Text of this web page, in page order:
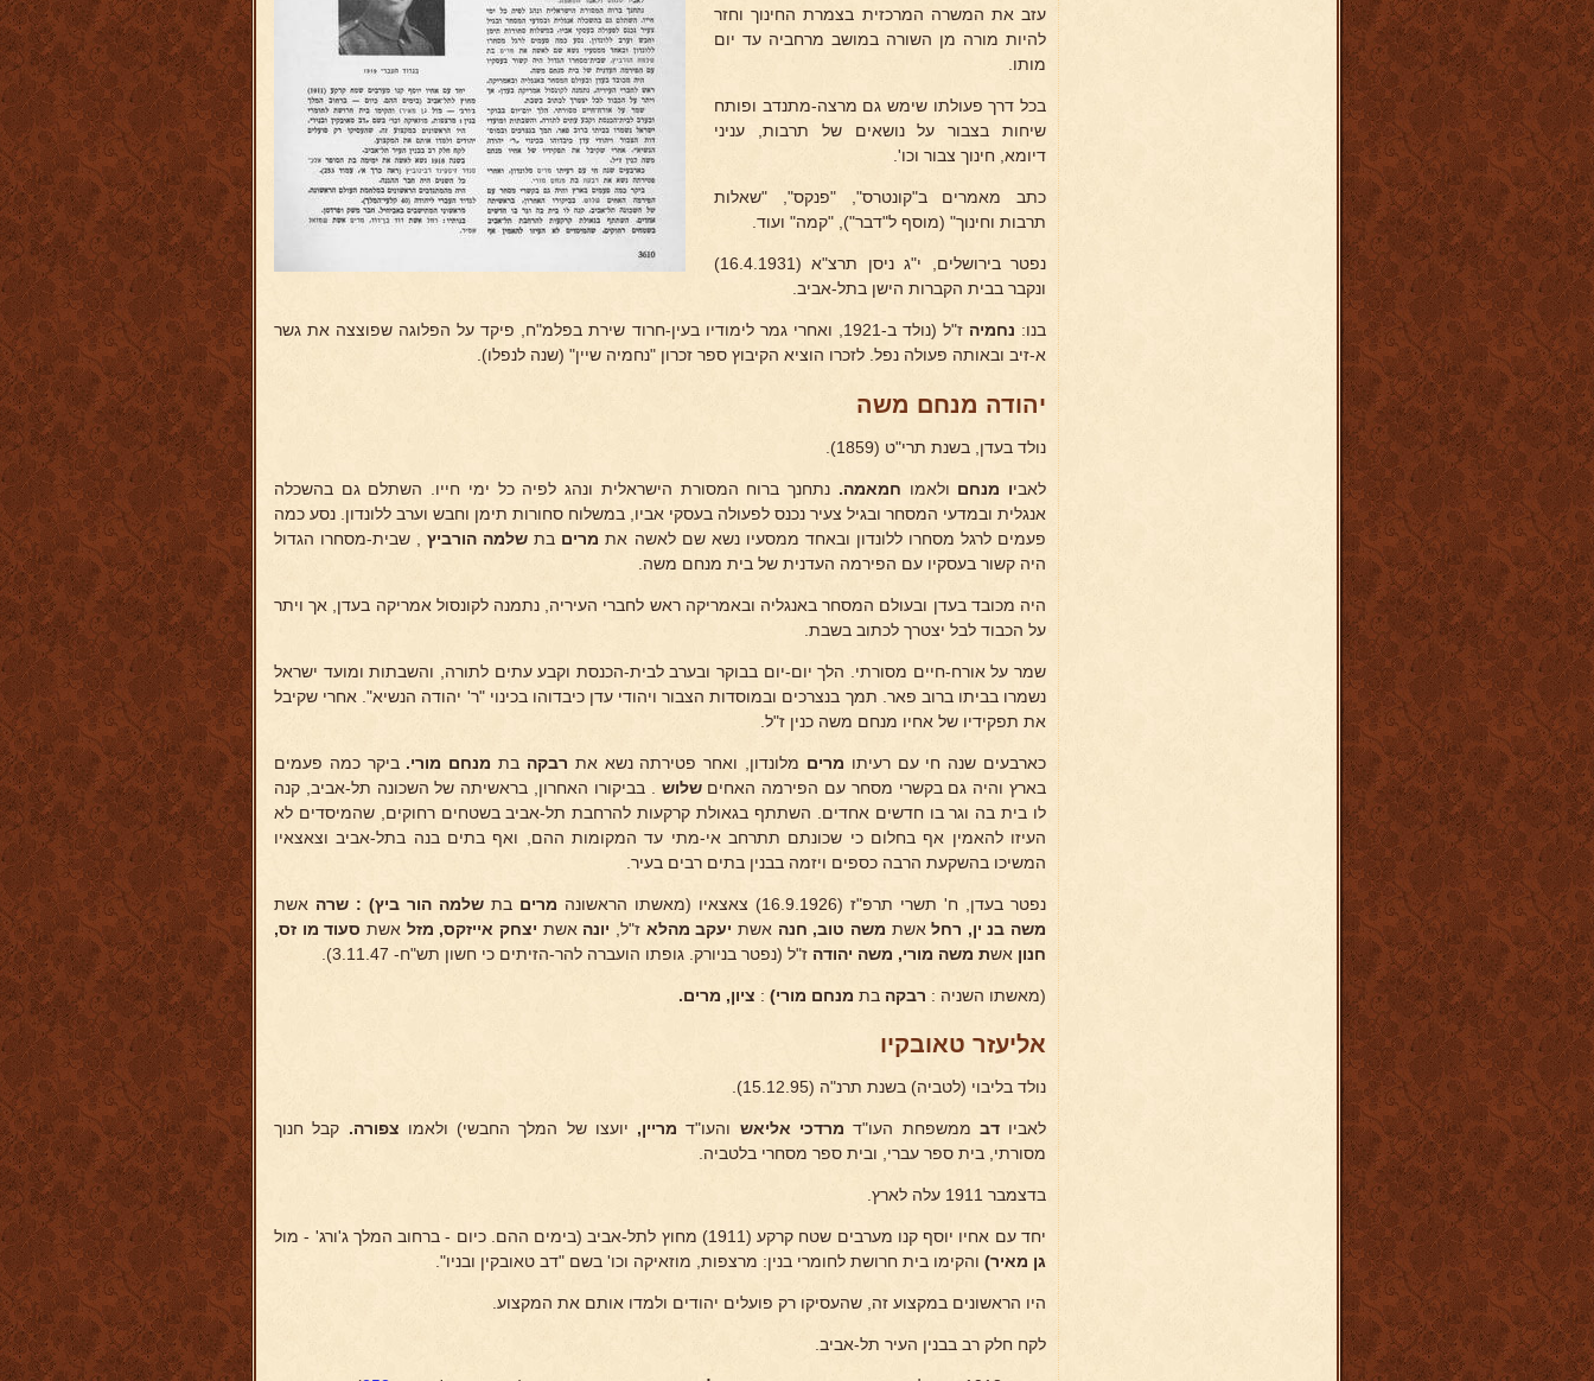
עזב את המשרה המרכזית בצמרת החינוך וחזר
להיות מורה מן השורה במושב מרחביה עד יום
מותו.
בכל דרך פעולתו שימש גם מרצה-מתנדב ופותח
שיחות בצבור על נושאים של תרבות, עניני
דיומא, חינוך צבור וכו'.
כתב מאמרים ב"קונטרס", "פנקס", "שאלות
תרבות וחינוך" (מוסף ל"דבר"), "קמה" ועוד.
נפטר בירושלים, י"ג ניסן תרצ"א (16.4.1931)
ונקבר בבית הקברות הישן בתל-אביב.
בנו: נחמיה
ז"ל (נולד ב-1921, ואחרי גמר לימודיו בעין-חרוד שירת בפלמ"ח, פיקד על הפלוגה שפוצצה את גשר
א-זיב ובאותה פעולה נפל. לזכרו הוציא הקיבוץ ספר זכרון "נחמיה שיין" (שנה לנפלו).
יהודה מנחם משה
נולד בעדן, בשנת תרי"ט (1859).
לאביו מנחם ולאמו חמאמה. נתחנך ברוח המסורת הישראלית ונהג לפיה כל ימי חייו. השתלם גם בהשכלה
אנגלית ובמדעי המסחר ובגיל צעיר נכנס לפעולה בעסקי אביו, במשלוח סחורות תימן וחבש וערב ללונדון. נסע כמה
פעמים לרגל מסחרו ללונדון ובאחד ממסעיו נשא שם לאשה אתמרים בת שלמה הורביץ, שבית-מסחרו הגדול
היה קשור בעסקיו עם הפירמה העדנית של בית מנחם משה.
היה מכובד בעדן ובעולם המסחר באנגליה ובאמריקה ראש לחברי העיריה, נתמנה לקונסול אמריקה בעדן, אך ויתר
על הכבוד לבל יצטרך לכתוב בשבת.
שמר על אורח-חיים מסורתי. הלך יום-יום בבוקר ובערב לבית-הכנסת וקבע עתים לתורה, והשבתות ומועד ישראל
נשמרו בביתו ברוב פאר. תמך בנצרכים ובמוסדות הצבור ויהודי עדן כיבדוהו בכינוי "ר' יהודה הנשיא". אחרי שקיבל
את תפקידיו של אחיו מנחם משה כנין ז"ל.
כארבעים שנה חי עם רעיתו מרים מלונדון, ואחר פטירתה נשא את רבקה בת מנחם מורי. ביקר כמה פעמים
בארץ והיה גם בקשרי מסחר עם הפירמה האחיםשלוש . בביקורו האחרון, בראשיתה של השכונה תל-אביב, קנה
לו בית בה וגר בו חדשים אחדים. השתתף בגאולת קרקעות להרחבת תל-אביב בשטחים רחוקים, שהמיסדים לא
העיזו להאמין אף בחלום כי שכונתם תתרחב אי-מתי עד המקומות ההם, ואף בתים בנה בתל-אביב וצאצאיו
המשיכו בהשקעת הרבה כספים ויזמה בבנין בתים רבים בעיר.
נפטר בעדן, ח' תשרי תרפ"ז (16.9.1926) צאצאיו (מאשתו הראשונה מרים בת שלמה הור ביץ) : שרה אשת
משה בנ ין, רחל אשת משה טוב, חנהאשת יעקב מהלא ז"ל, יונה אשת יצחק אייזקס, מזל אשת סעוד מו זס,
חנון אשת משה מורי, משה יהודה ז"ל (נפטר בניורק. גופתו הועברה להר-הזיתים כי חשון תש"ח- 3.11.47).
(מאשתו השניה : רבקה בת מנחם מורי) : ציון, מרים.
אליעזר טאובקיו
נולד בליבוי (לטביה) בשנת תרנ"ה (15.12.95).
לאביו דב ממשפחת העו"ד מרדכי אליאש והעו"ד מריין, יועצו של המלך החבשי) ולאמו צפורה. קבל חנוך
מסורתי, בית ספר עברי, ובית ספר מסחרי בלטביה.
בדצמבר 1911 עלה לארץ.
יחד עם אחיו יוסף קנו מערבים שטח קרקע (1911) מחוץ לתל-אביב (בימים ההם. כיום - ברחוב המלך ג'ורג' - מול
גן מאיר) והקימו בית חרושת לחומרי בנין: מרצפות, מוזאיקה וכו' בשם "דב טאובקין ובניו".
היו הראשונים במקצוע זה, שהעסיקו רק פועלים יהודים ולמדו אותם את המקצוע.
לקח חלק רב בבנין העיר תל-אביב.